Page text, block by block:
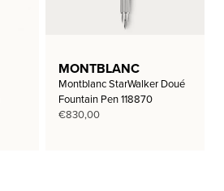
MONTBLANC
Montblanc StarWalker Doué
Fountain Pen 118870
€830,00